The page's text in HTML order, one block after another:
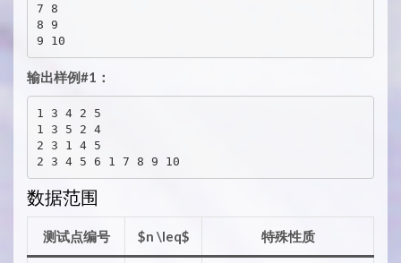
7 8
8 9
9 10
输出样例#1：
1 3 4 2 5
1 3 5 2 4
2 3 1 4 5
2 3 4 5 6 1 7 8 9 10
数据范围
测试点编号 $n \leq$ 特殊性质